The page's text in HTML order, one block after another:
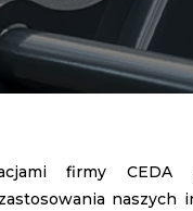
firmy CEDA
naszych